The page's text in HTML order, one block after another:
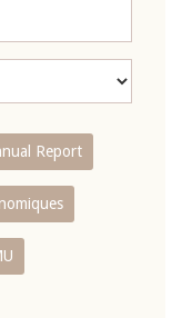
Report